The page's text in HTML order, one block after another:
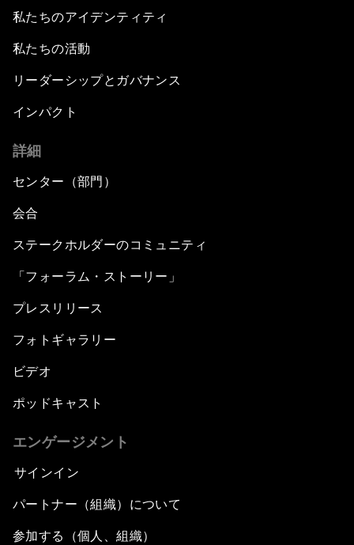
私たちのアイデンティティ
私たちの活動
リーダーシップとガバナンス
インパクト
詳細
センター（部門）
会合
ステークホルダーのコミュニティ
「フォーラム・ストーリー」
プレスリリース
フォトギャラリー
ビデオ
ポッドキャスト
エンゲージメント
サインイン
パートナー（組織）について
参加する（個人、組織）